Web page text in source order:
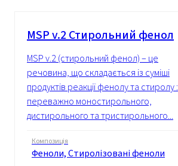
MSP v.2 Стирольний фенол
MSP v.2 (стирольний фенол) – це
речовина, що складається із суміші
продуктів реакції фенолу та стиролу :
переважно моностирольного,
дистирольного та тристирольного...
Композиція
Феноли, Стиролізовані феноли